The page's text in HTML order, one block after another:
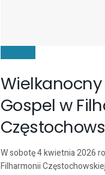
Gospel w
W sobotę 4 kwietnia 2026
Filharmonii